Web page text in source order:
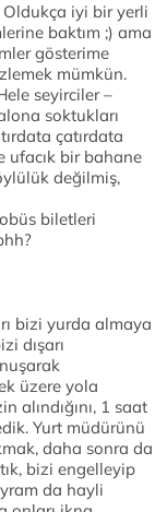
Oldukça iyi bir yerli
baktım ;) ama
gösterime
mümkün.
seyirciler –
soktukları
çatırdata
ufacık bir bahane
değilmiş,
biletleri
bizi yurda almaya
dışarı
üzere yola
alındığını, 1 saat
Yurt müdürünü
daha sonra da
bizi engelleyip
da hayli